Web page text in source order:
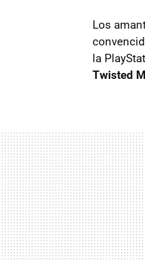
Los
la
Twisted